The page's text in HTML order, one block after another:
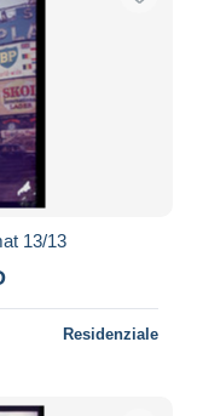
13/13
Residenziale